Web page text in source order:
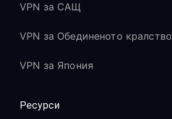
VPN за САЩ
VPN за Обединеното кралство
VPN за Япония
Ресурси